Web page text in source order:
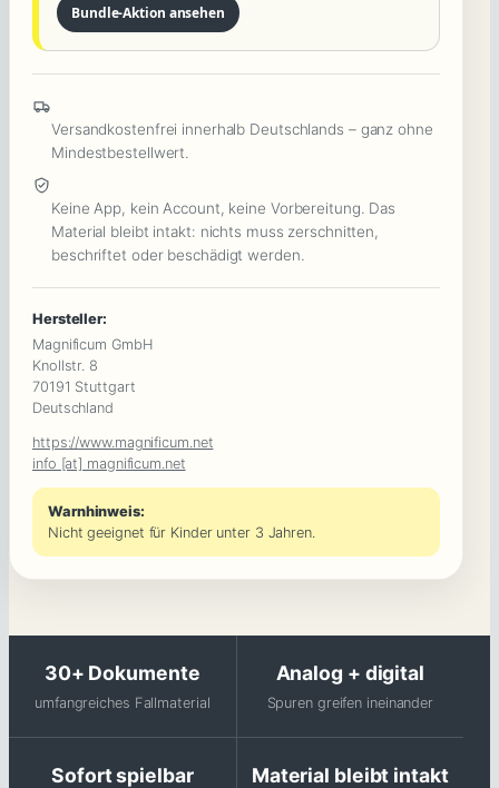
EIN
Diamantendiebstahl
Schlosshotel
Menge
Bundle-Aktion ansehen
Versandkostenfrei innerhalb Deutschlands – ganz ohne
Mindestbestellwert.
Keine App, kein Account, keine Vorbereitung. Das
Material bleibt intakt: nichts muss zerschnitten,
beschriftet oder beschädigt werden.
Hersteller:
Magnificum GmbH
Knollstr. 8
70191 Stuttgart
Deutschland
https://www.magnificum.net
info [at] magnificum.net
Warnhinweis:
Nicht geeignet für Kinder unter 3 Jahren.
30+ Dokumente
umfangreiches Fallmaterial
Analog + digital
Spuren greifen ineinander
Sofort spielbar Material bleibt intakt